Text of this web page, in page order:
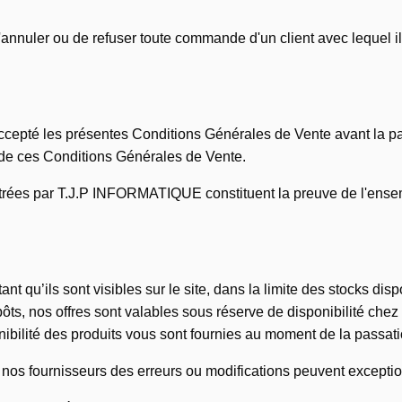
ou de refuser toute commande d'un client avec lequel
les présentes Conditions Générales de Vente avant la
ces Conditions Générales de Vente.
par T.J.P INFORMATIQUE constituent la preuve de
qu’ils sont visibles sur le site, dans la limite des stocks
nos offres sont valables sous réserve de disponibilité
des produits vous sont fournies au moment de la
fournisseurs des erreurs ou modifications peuvent